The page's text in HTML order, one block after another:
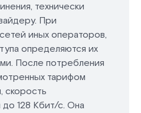
технически
При
иных операторов,
определяются их
После потребления
тарифом
скорость
до 128 Кбит/с. Она